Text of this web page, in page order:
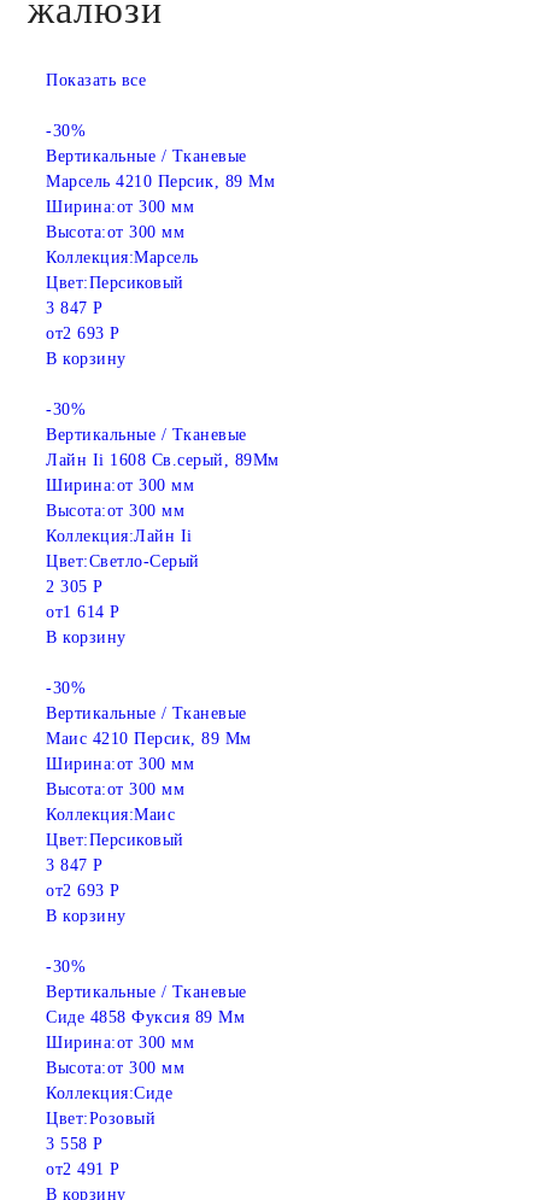
жалюзи
Показать все
-30%
Вертикальные / Тканевые
Марсель 4210 Персик, 89 Мм
Ширина:от 300 мм
Высота:от 300 мм
Коллекция:Марсель
Цвет:Персиковый
3 847 Р
от2 693 Р
В корзину
-30%
Вертикальные / Тканевые
Лайн Ii 1608 Св.серый, 89Мм
Ширина:от 300 мм
Высота:от 300 мм
Коллекция:Лайн Ii
Цвет:Светло-Серый
2 305 Р
от1 614 Р
В корзину
-30%
Вертикальные / Тканевые
Маис 4210 Персик, 89 Мм
Ширина:от 300 мм
Высота:от 300 мм
Коллекция:Маис
Цвет:Персиковый
3 847 Р
от2 693 Р
В корзину
-30%
Вертикальные / Тканевые
Сиде 4858 Фуксия 89 Мм
Ширина:от 300 мм
Высота:от 300 мм
Коллекция:Сиде
Цвет:Розовый
3 558 Р
от2 491 Р
В корзину